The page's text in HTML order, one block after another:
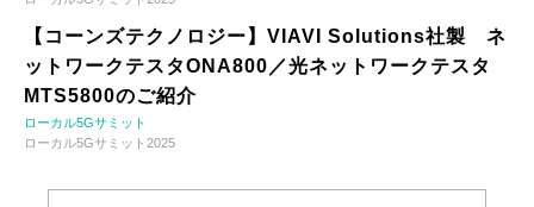
【コーンズテクノロジー】VIAVI Solutions社製 ネ
ットワークテスタONA800／光ネットワークテスタ
MTS5800のご紹介
ローカル5Gサミット
ローカル5Gサミット2025